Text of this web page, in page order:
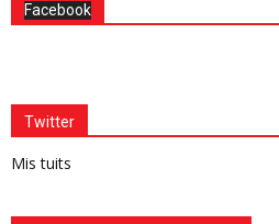
Facebook
Twitter
Mis tuits